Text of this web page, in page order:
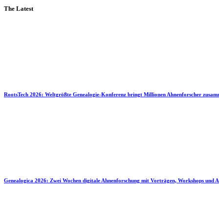
The Latest
RootsTech 2026: Weltgrößte Genealogie-Konferenz bringt Millionen Ahnenforscher
Genealogica 2026: Zwei Wochen digitale Ahnenforschung mit Vorträgen, Workshops und